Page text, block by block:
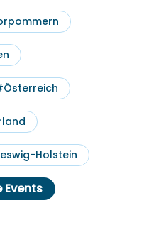
Holstein
Events